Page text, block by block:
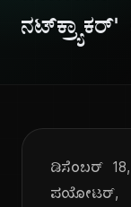
ಡಿಸೆಂಬರ್
ಪಯೋಟರ್,